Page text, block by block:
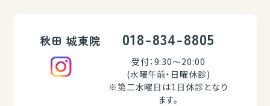
秋田 城東院 018-834-8805
受付：9:30～20:00
(水曜午前・日曜休診)
※第二水曜日は1日休診となり
ます。